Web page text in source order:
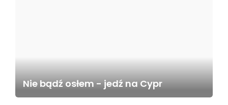
Nie bądź osłem - jedź na Cypr